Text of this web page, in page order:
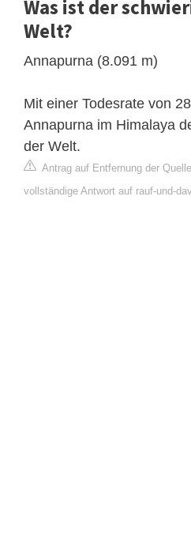
Was ist der
Welt?
Annapurna (8.091 m)
Mit einer Todesrate von
Annapurna im Himalaya
der Welt.
Antrag auf Entfernung der Quelle
vollständige Antwort auf rauf-und-